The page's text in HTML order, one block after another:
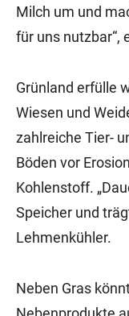
Milch um und
für uns nutzbar“,
Grünland erfülle
Wiesen und
zahlreiche Tier-
Böden vor
Kohlenstoff.
Speicher und
Lehmenkühler.
Neben Gras